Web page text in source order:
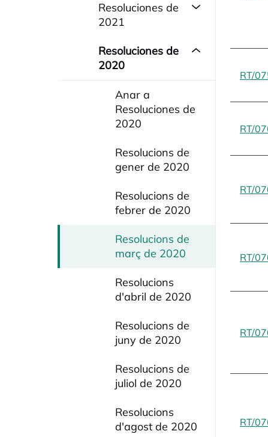
Resoluciones de
2021
Resoluciones de
2020
Anar a
Resoluciones de
2020
Resolucions de
gener de 2020
Resolucions de
febrer de 2020
Resolucions de
març de 2020
Resolucions
d'abril de 2020
Resolucions de
juny de 2020
Resolucions de
juliol de 2020
Resolucions
d'agost de 2020
RT/
RT/
RT/
RT/
RT/
RT/